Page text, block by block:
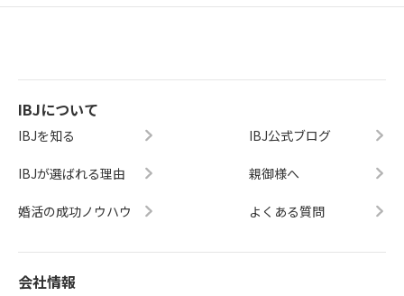
IBJについて
IBJを知る
IBJが選ばれる理由
婚活の成功ノウハウ
IBJ公式ブログ
親御様へ
よくある質問
会社情報